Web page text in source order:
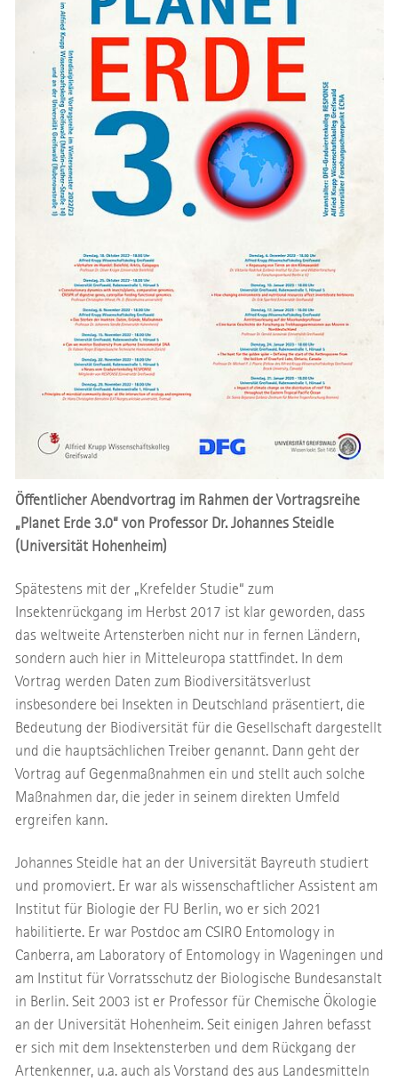
Öffentlicher Abendvortrag im Rahmen der Vortragsreihe
„Planet Erde 3.0“ von Professor Dr. Johannes Steidle
(Universität Hohenheim)
Spätestens mit der „Krefelder Studie“ zum
Insektenrückgang im Herbst 2017 ist klar geworden, dass
das weltweite Artensterben nicht nur in fernen Ländern,
sondern auch hier in Mitteleuropa stattfindet. In dem
Vortrag werden Daten zum Biodiversitätsverlust
insbesondere bei Insekten in Deutschland präsentiert, die
Bedeutung der Biodiversität für die Gesellschaft dargestellt
und die hauptsächlichen Treiber genannt. Dann geht der
Vortrag auf Gegenmaßnahmen ein und stellt auch solche
Maßnahmen dar, die jeder in seinem direkten Umfeld
ergreifen kann.
Johannes Steidle hat an der Universität Bayreuth studiert
und promoviert. Er war als wissenschaftlicher Assistent am
Institut für Biologie der FU Berlin, wo er sich 2021
habilitierte. Er war Postdoc am CSIRO Entomology in
Canberra, am Laboratory of Entomology in Wageningen und
am Institut für Vorratsschutz der Biologische Bundesanstalt
in Berlin. Seit 2003 ist er Professor für Chemische Ökologie
an der Universität Hohenheim. Seit einigen Jahren befasst
er sich mit dem Insektensterben und dem Rückgang der
Artenkenner, u.a. auch als Vorstand des aus Landesmitteln